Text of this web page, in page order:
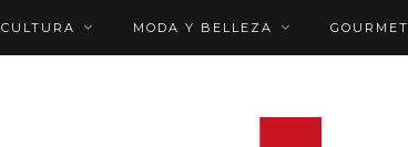
CULTURA MODA Y BELLEZA GOURMET